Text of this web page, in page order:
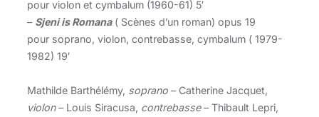
pour violon et cymbalum (1960-61) 5′
– Sjeni is Romana( Scènes d’un roman) opus 19
pour soprano, violon, contrebasse, cymbalum ( 1979-
1982) 19′
Mathilde Barthélémy, soprano – Catherine Jacquet,
violon– Louis Siracusa, contrebasse– Thibault Lepri,